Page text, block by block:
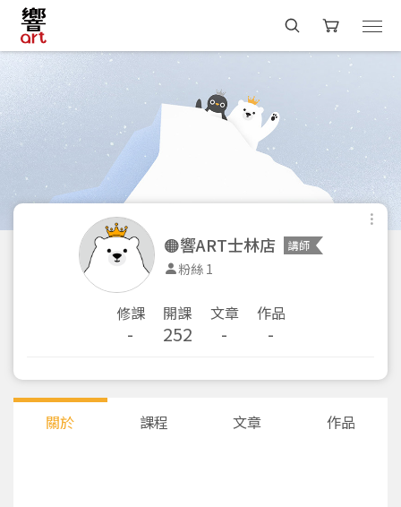
🟠響ART士林店 講師
粉絲 1
修課
-
開課
252
文章
-
作品
-
關於 課程 文章 作品